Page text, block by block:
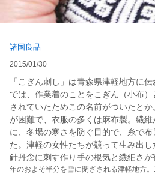
諸国良品
2015/01/30
「こぎん刺し」は青森県津軽地方に
では、作業着のことをこぎん（小布
されていたためこの名前がついたと
が困難で、衣服の多くは麻布製。繊
に、冬場の寒さを防ぐ目的で、糸で
た。津軽の女性たちが競って生み出
針丹念に刺す作り手の根気と繊細さが
年のおよそ半分を雪に閉ざされる津軽地方